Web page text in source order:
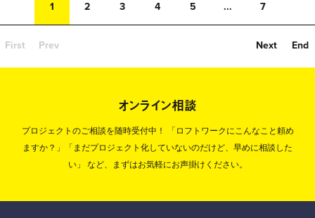
First Prev
1 2 3 4 5 ... 7
Next End
オンライン相談
プロジェクトのご相談を随時受付中！
「ロフトワークにこんなこと頼め
ますか？」「まだプロジェクト化していないのだけど、早めに相談した
い」
など、まずはお気軽にお声掛けください。